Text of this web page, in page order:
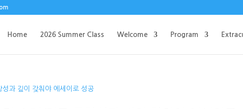
Home 2026 Summer Class Welcome Program